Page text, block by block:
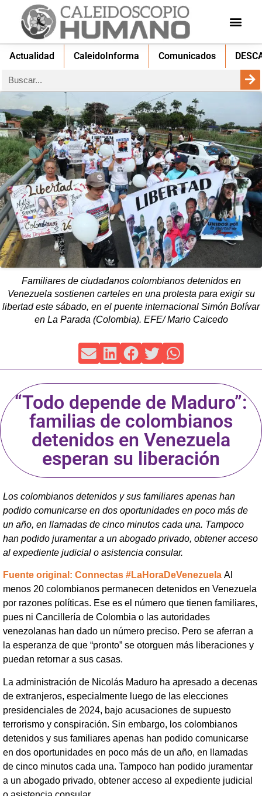
Actualidad CaleidoInforma Comunicados
Familiares de ciudadanos colombianos detenidos en
Venezuela sostienen carteles en una protesta para exigir su
libertad este sábado, en el puente internacional Simón Bolívar
en La Parada (Colombia). EFE/ Mario Caicedo
“Todo depende de Maduro”:
familias de colombianos
detenidos en Venezuela
esperan su liberación
Los colombianos detenidos y sus familiares apenas han
podido comunicarse en dos oportunidades en poco más de
un año, en llamadas de cinco minutos cada una. Tampoco
han podido juramentar a un abogado privado, obtener acceso
al expediente judicial o asistencia consular.
Fuente original: Connectas #LaHoraDeVenezuela Al
menos 20 colombianos permanecen detenidos en Venezuela
por razones políticas. Ese es el número que tienen familiares,
pues ni Cancillería de Colombia o las autoridades
venezolanas han dado un número preciso. Pero se aferran a
la esperanza de que “pronto” se otorguen más liberaciones y
puedan retornar a sus casas.
La administración de Nicolás Maduro ha apresado a decenas
de extranjeros, especialmente luego de las elecciones
presidenciales de 2024, bajo acusaciones de supuesto
terrorismo y conspiración. Sin embargo, los colombianos
detenidos y sus familiares apenas han podido comunicarse
en dos oportunidades en poco más de un año, en llamadas
de cinco minutos cada una. Tampoco han podido juramentar
a un abogado privado, obtener acceso al expediente judicial